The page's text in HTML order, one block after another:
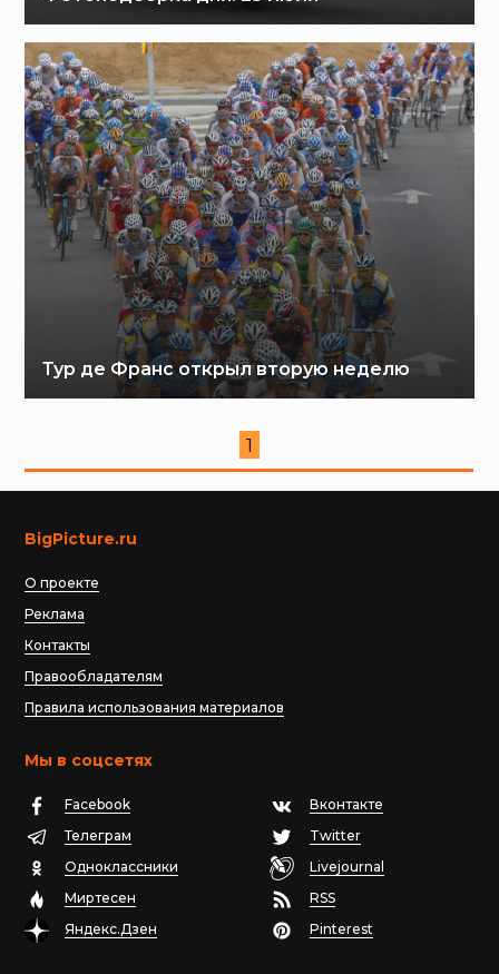
Тур де Франс открыл вторую неделю
1
BigPicture.ru
О проекте
Реклама
Контакты
Правообладателям
Правила использования материалов
Мы в соцсетях
Facebook
Вконтакте
Телеграм
Twitter
Одноклассники
Livejournal
Миртесен
RSS
Яндекс.Дзен
Pinterest